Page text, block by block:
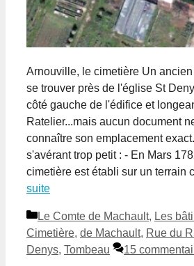
Arnouville, le cimetière Un
se trouver près de l'église St
côté gauche de l'édifice et
Ratelier...mais aucun document
connaître son emplacement
s'avérant trop petit : - En Mars
cimetière est établi sur un terrain
suite
Catégories
Le Comte de Machault, Les
Cimetière, de Machault, Rue du
Denys, Tombeau 15